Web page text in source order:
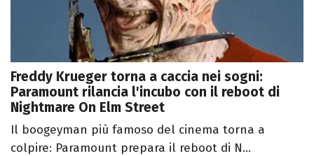
Freddy Krueger torna a caccia nei sogni:
Paramount rilancia l'incubo con il reboot di
Nightmare On Elm Street
Il boogeyman più famoso del cinema torna a
colpire: Paramount prepara il reboot di N...